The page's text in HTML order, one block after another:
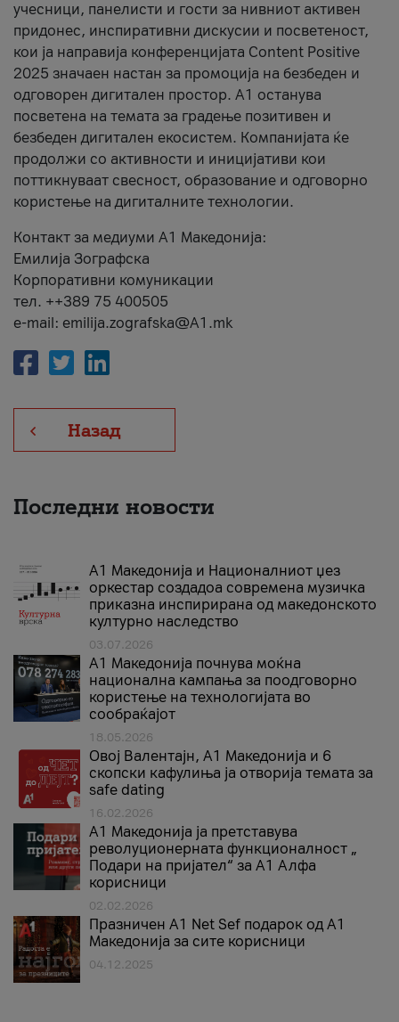
учесници, панелисти и гости за нивниот активен
придонес, инспиративни дискусии и посветеност,
кои ја направија конференцијата Content Positive
2025 значаен настан за промоција на безбеден и
одговорен дигитален простор. А1 останува
посветена на темата за градење позитивен и
безбеден дигитален екосистем. Компанијата ќе
продолжи со активности и иницијативи кои
поттикнуваат свесност, образование и одговорно
користење на дигиталните технологии.
Контакт за медиуми А1 Македонија:
Емилија Зографска
Корпоративни комуникации
тел. ++389 75 400505
e-mail: emilija.zografska@A1.mk
Назад
Последни новости
А1 Македонија и Националниот џез
оркестар создадоа современа музичка
приказна инспирирана од македонското
културно наследство
03.07.2026
A1 Македонија почнува моќна
национална кампања за поодговорно
користење на технологијата во
сообраќајот
18.05.2026
Овој Валентајн, A1 Македонија и 6
скопски кафулиња ја отворија темата за
safe dating
16.02.2026
А1 Македонија ја претставува
револуционерната функционалност „
Подари на пријател“ за А1 Алфа
корисници
02.02.2026
Празничен A1 Net Sеf подарок од А1
Македонија за сите корисници
04.12.2025